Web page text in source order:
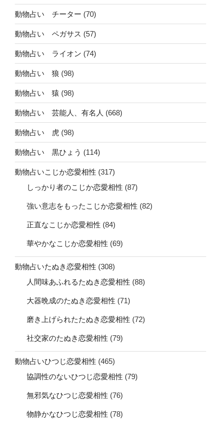
動物占い チーター (70)
動物占い ペガサス (57)
動物占い ライオン (74)
動物占い 狼 (98)
動物占い 猿 (98)
動物占い 芸能人、有名人 (668)
動物占い 虎 (98)
動物占い 黒ひょう (114)
動物占いこじか恋愛相性 (317)
しっかり者のこじか恋愛相性 (87)
強い意志をもったこじか恋愛相性 (82)
正直なこじか恋愛相性 (84)
華やかなこじか恋愛相性 (69)
動物占いたぬき恋愛相性 (308)
人間味あふれるたぬき恋愛相性 (88)
大器晩成のたぬき恋愛相性 (71)
磨き上げられたたぬき恋愛相性 (72)
社交家のたぬき恋愛相性 (79)
動物占いひつじ恋愛相性 (465)
協調性のないひつじ恋愛相性 (79)
無邪気なひつじ恋愛相性 (76)
物静かなひつじ恋愛相性 (78)